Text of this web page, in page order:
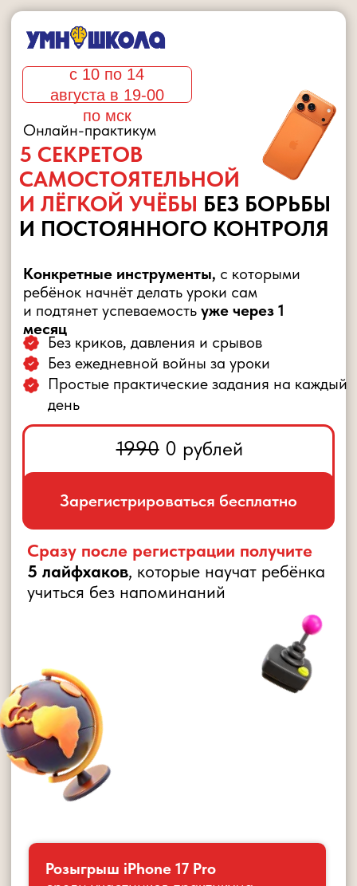
5 СЕКРЕТОВ
САМОСТОЯТЕЛЬНОЙ
И ЛЁГКОЙ УЧЁБЫ
И ПОСТОЯННОГО КОНТРОЛЯ
Онлайн-практикум
19900 рублей
Сразу после регистрации получите
5 лайфхаков
учиться без напоминаний
Простые практические задания на каждый
день
Конкретные инструменты,с которыми
ребёнок начнёт делать уроки сам
и подтянет успеваемость уже через 1
месяц
Зарегистрироваться бесплатно
с 10 по 14
августа в 19-00
по мск
ВЫ, НАВЕРНЯКА, УЖЕ ПРОБОВАЛИ:
Договариваться
Он делает уроки сам. В 22:00 — половины нет.
«Забыл. Не понял». И вы снова за столом. Хотели
отпустить — но всё опять на вас.